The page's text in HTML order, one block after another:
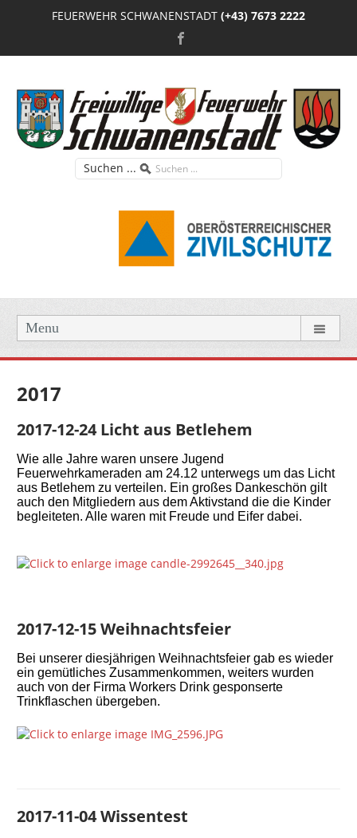
FEUERWEHR SCHWANENSTADT (+43) 7673 2222
Suchen ...
Menu
2017
2017-12-24 Licht aus Betlehem
Wie alle Jahre waren unsere Jugend
Feuerwehrkameraden am 24.12 unterwegs um das Licht
aus Betlehem zu verteilen. Ein großes Dankeschön gilt
auch den Mitgliedern aus dem Aktivstand die die Kinder
begleiteten. Alle waren mit Freude und Eifer dabei.
2017-12-15 Weihnachtsfeier
Bei unserer diesjährigen Weihnachtsfeier gab es wieder
ein gemütliches Zusammenkommen, weiters wurden
auch von der Firma Workers Drink gesponserte
Trinkflaschen übergeben.
2017-11-04 Wissentest